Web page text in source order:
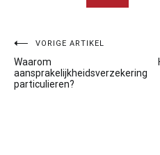
Bericht
navigatie
VORIGE ARTIKEL
Waarom
aansprakelijkheidsverzekering
particulieren?